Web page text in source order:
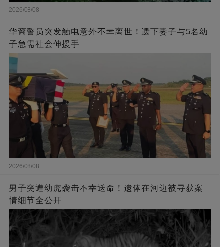
2026/08/08
华裔警员突发触电意外不幸离世！遗下妻子与5名幼
子急需社会伸援手
2026/08/08
男子突遭幼虎袭击不幸送命！遗体在河边被寻获案
情细节全公开